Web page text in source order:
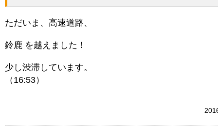
ただいま、高速道路、
鈴鹿 を越えました！
少し渋滞しています。
（16:53）